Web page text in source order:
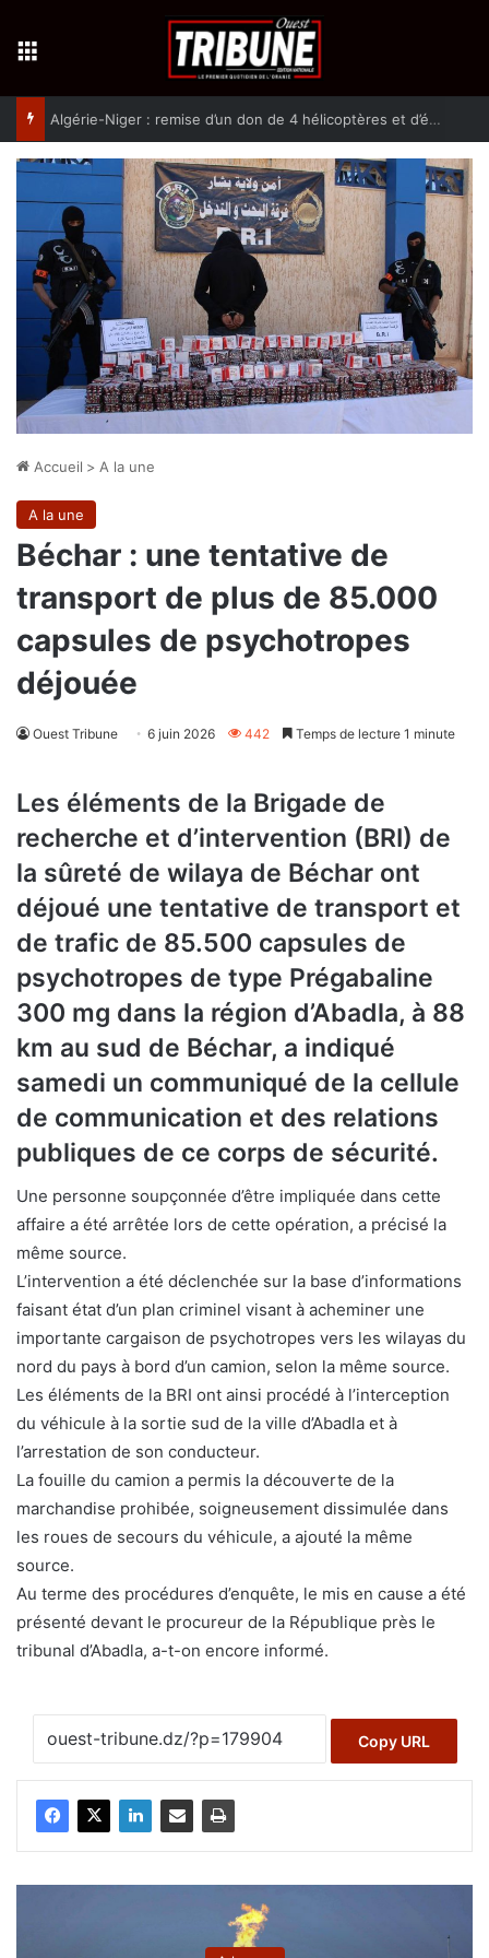
Algérie-Niger : remise d’un don de 4 hélicoptères et d’équipement militaires à l’armée nigérienne
Accueil > A la une
A la une
Béchar : une tentative de
transport de plus de 85.000
capsules de psychotropes
déjouée
Ouest Tribune 6 juin 2026 442 Temps de lecture 1 minute
Les éléments de la Brigade de
recherche et d’intervention (BRI) de
la sûreté de wilaya de Béchar ont
déjoué une tentative de transport et
de trafic de 85.500 capsules de
psychotropes de type Prégabaline
300 mg dans la région d’Abadla, à 88
km au sud de Béchar, a indiqué
samedi un communiqué de la cellule
de communication et des relations
publiques de ce corps de sécurité.
Une personne soupçonnée d’être impliquée dans cette
affaire a été arrêtée lors de cette opération, a précisé la
même source.
L’intervention a été déclenchée sur la base d’informations
faisant état d’un plan criminel visant à acheminer une
importante cargaison de psychotropes vers les wilayas du
nord du pays à bord d’un camion, selon la même source.
Les éléments de la BRI ont ainsi procédé à l’interception
du véhicule à la sortie sud de la ville d’Abadla et à
l’arrestation de son conducteur.
La fouille du camion a permis la découverte de la
marchandise prohibée, soigneusement dissimulée dans
les roues de secours du véhicule, a ajouté la même
source.
Au terme des procédures d’enquête, le mis en cause a été
présenté devant le procureur de la République près le
tribunal d’Abadla, a-t-on encore informé.
Copy URL